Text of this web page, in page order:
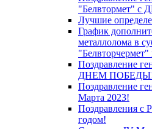
"Белвтормет"
Лучшие
График
металлолома в
"Белвторчермет"
Поздравление
ДНЕМ
Поздравление
Марта 2023!
Поздравления с
годом!